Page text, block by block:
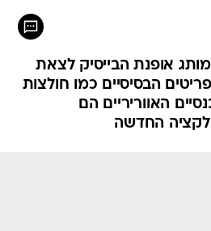
אופנת הבייסיק לצאת
הבסיסיים כמו חולצות
האווריריים הם
החדשה